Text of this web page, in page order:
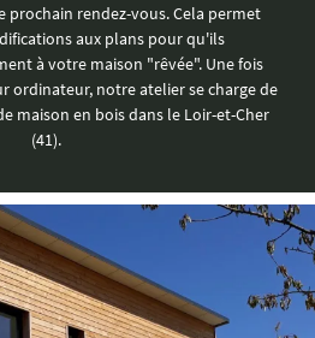
prochain rendez-vous. Cela permet
aux plans pour qu'ils
à votre maison "rêvée". Une fois
ordinateur, notre atelier se charge de
maison en bois dans le Loir-et-Cher
(41).